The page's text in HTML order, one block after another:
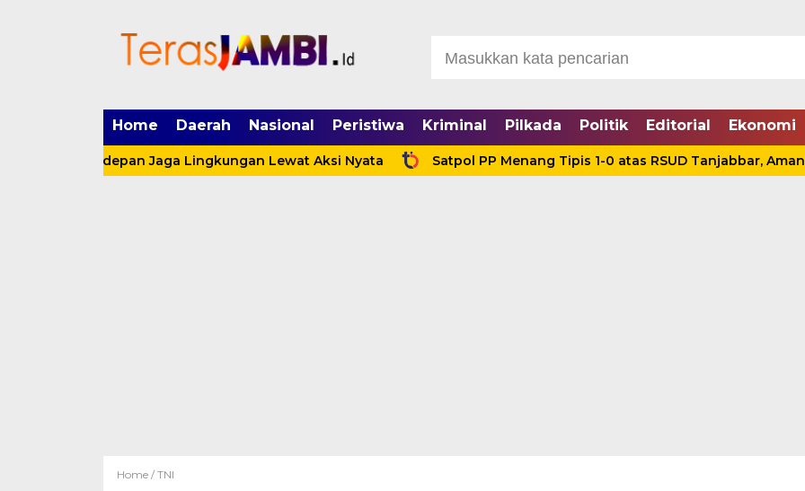
Home Daerah Nasional Peristiwa Kriminal Pilkada Politik Editorial Ekonomi
Terdepan Jaga Lingkungan Lewat Aksi Nyata Satpol PP Menang Tipis 1-0 atas RSUD Tanjabbar, Amankan
Home / TNI